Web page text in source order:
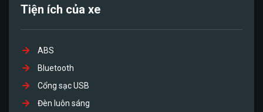
Tiện ích của xe
ABS
Bluetooth
Cổng sạc USB
Đèn luôn sáng